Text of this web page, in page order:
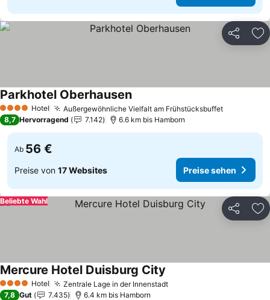
Teilen
4 Sterne Hotel Außergewöhnliche Vielfalt am FrühstücksbuffetPreise
Parkhotel OberhausenPreise sehen
8,7 Hervorragend 7.142 6.6 km bis Hamborn
Ab 56 €
Preise von 17 Websites Preise sehen
Teilen
Beliebte Wahl
4 Sterne Hotel Zentrale Lage in der InnenstadtPreise sehen
Mercure Hotel Duisburg City
7,8 Gut 7.435 6.4 km bis Hamborn